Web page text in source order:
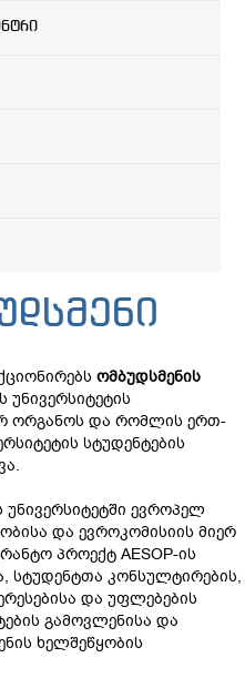
ომბუდსმენის
ორგანოს და რომლის ერთ-
სტუდენტების
უნივერსიტეტში ევროპელ
და ევროკომისიის მიერ
პროექტ AESOP-ის
სტუდენტთა კონსულტირების,
და უფლებების
გამოვლენისა და
ხელშეწყობის